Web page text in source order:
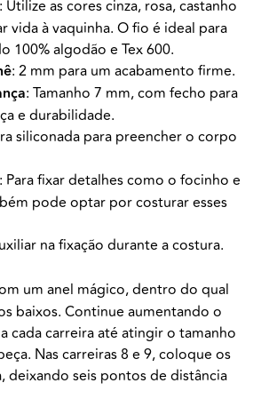
: Utilize as cores cinza, rosa, castanho
vida à vaquinha. O fio é ideal para
100% algodão e Tex 600.
: 2 mm para um acabamento firme.
: Tamanho 7 mm, com fecho para
e durabilidade.
siliconada para preencher o corpo
: Para fixar detalhes como o focinho e
pode optar por costurar esses
na fixação durante a costura.
um anel mágico, dentro do qual
baixos. Continue aumentando o
cada carreira até atingir o tamanho
Nas carreiras 8 e 9, coloque os
deixando seis pontos de distância